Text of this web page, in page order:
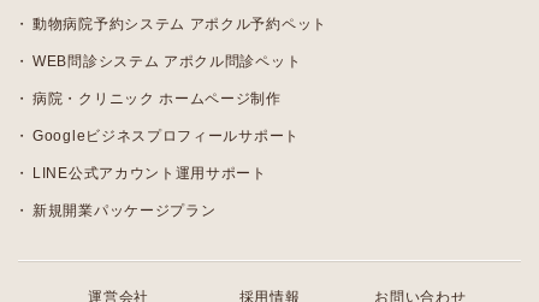
動物病院予約システム アポクル予約ペット
WEB問診システム アポクル問診ペット
病院・クリニック ホームページ制作
Googleビジネスプロフィールサポート
LINE公式アカウント運用サポート
新規開業パッケージプラン
運営会社 採用情報 お問い合わせ